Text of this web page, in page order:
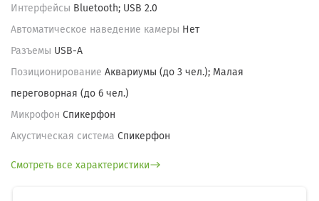
Интерфейсы Bluetooth; USB 2.0
Автоматическое наведение камеры Нет
Разъемы USB-A
Позиционирование Аквариумы (до 3 чел.); Малая
переговорная (до 6 чел.)
Микрофон Спикерфон
Акустическая система Спикерфон
Смотреть все характеристики